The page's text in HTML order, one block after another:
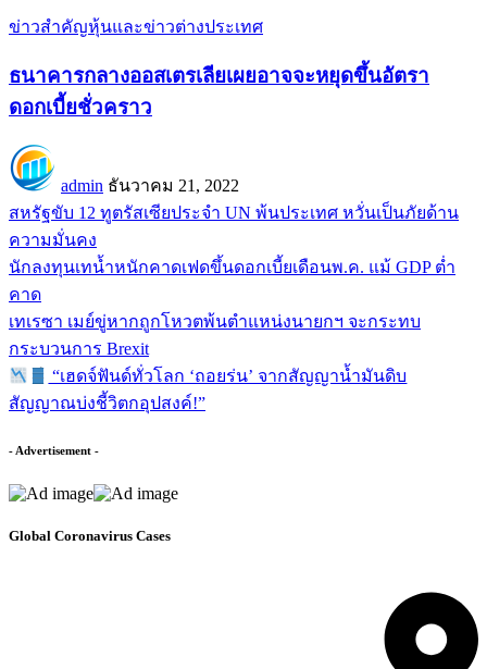
ข่าวสำคัญหุ้นและข่าวต่างประเทศ
ธนาคารกลางออสเตรเลียเผยอาจจะหยุดขึ้นอัตรา
ดอกเบี้ยชั่วคราว
admin ธันวาคม 21, 2022
สหรัฐขับ 12 ทูตรัสเซียประจำ UN พ้นประเทศ หวั่นเป็นภัยด้าน
ความมั่นคง
นักลงทุนเทน้ำหนักคาดเฟดขึ้นดอกเบี้ยเดือนพ.ค. แม้ GDP ต่ำ
คาด
เทเรซา เมย์ขู่หากถูกโหวตพ้นตำแหน่งนายกฯ จะกระทบ
กระบวนการ Brexit
“เฮดจ์ฟันด์ทั่วโลก ‘ถอยร่น’ จากสัญญาน้ำมันดิบ
สัญญาณบ่งชี้วิตกอุปสงค์!”
- Advertisement -
Global Coronavirus Cases